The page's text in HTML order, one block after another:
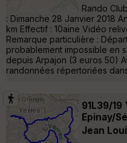
Rando
: Dimanche 28 Janvier 2018
km Effectif : 10aine Vidéo
Remarque particulière :
probablement impossible en
depuis Arpajon (3 euros 50)
randonnées répertoriées
91L39/
Epinay/
Jean